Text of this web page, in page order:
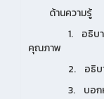
ด้านความรู้
1. อธิบายคว
คุณภาพ
2. อธิบายวิวั
3. บอกหลัก